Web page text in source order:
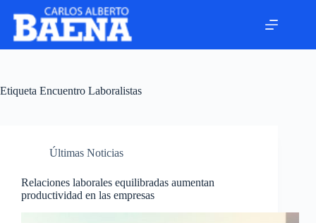
Etiqueta Encuentro Laboralistas
Últimas Noticias
Relaciones laborales equilibradas aumentan
productividad en las empresas